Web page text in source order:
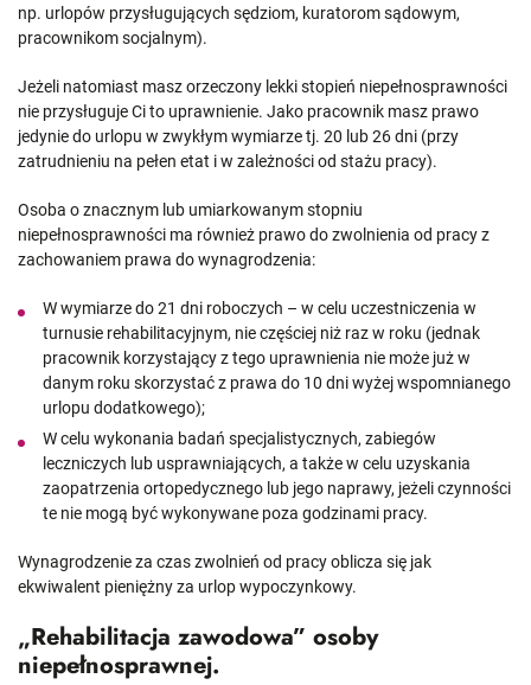
np. urlopów przysługujących sędziom, kuratorom sądowym,
pracownikom socjalnym).
Jeżeli natomiast masz orzeczony lekki stopień niepełnosprawności
nie przysługuje Ci to uprawnienie. Jako pracownik masz prawo
jedynie do urlopu w zwykłym wymiarze tj. 20 lub 26 dni (przy
zatrudnieniu na pełen etat i w zależności od stażu pracy).
Osoba o znacznym lub umiarkowanym stopniu
niepełnosprawności ma również prawo do zwolnienia od pracy z
zachowaniem prawa do wynagrodzenia:
W wymiarze do 21 dni roboczych – w celu uczestniczenia w
turnusie rehabilitacyjnym, nie częściej niż raz w roku (jednak
pracownik korzystający z tego uprawnienia nie może już w
danym roku skorzystać z prawa do 10 dni wyżej wspomnianego
urlopu dodatkowego);
W celu wykonania badań specjalistycznych, zabiegów
leczniczych lub usprawniających, a także w celu uzyskania
zaopatrzenia ortopedycznego lub jego naprawy, jeżeli czynności
te nie mogą być wykonywane poza godzinami pracy.
Wynagrodzenie za czas zwolnień od pracy oblicza się jak
ekwiwalent pieniężny za urlop wypoczynkowy.
„Rehabilitacja zawodowa” osoby
niepełnosprawnej.